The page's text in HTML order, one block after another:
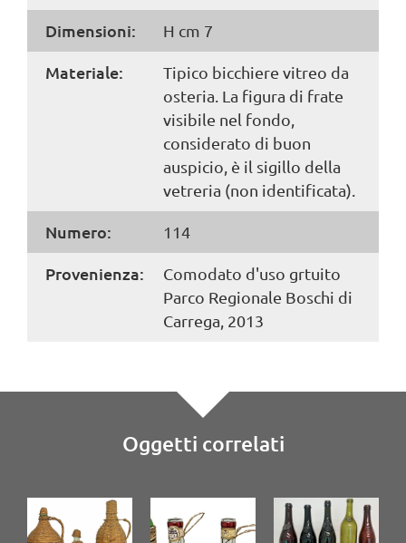
Dimensioni: H cm 7
Materiale:
Tipico bicchiere vitreo da
osteria. La figura di frate
visibile nel fondo,
considerato di buon
auspicio, è il sigillo della
vetreria (non identificata).
Numero: 114
Provenienza:
Comodato d'uso grtuito
Parco Regionale Boschi di
Carrega, 2013
Oggetti correlati